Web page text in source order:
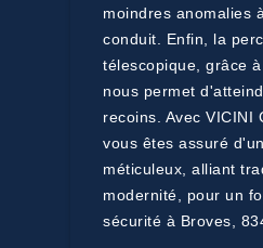
moindres anomalies
conduit. Enfin, la
télescopique, grâce
nous permet
recoins. Avec VICINI
vous êtes assuré
méticuleux, alliant
modernité, pour un
sécurité à Broves,